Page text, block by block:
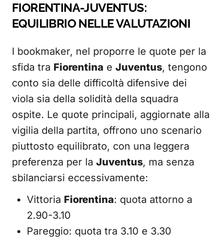
FIORENTINA-JUVENTUS:
EQUILIBRIO NELLE VALUTAZIONI
I bookmaker, nel proporre le quote per la
sfida tra Fiorentina e Juventus, tengono
conto sia delle difficoltà difensive dei
viola sia della solidità della squadra
ospite. Le quote principali, aggiornate alla
vigilia della partita, offrono uno scenario
piuttosto equilibrato, con una leggera
preferenza per la Juventus, ma senza
sbilanciarsi eccessivamente:
Vittoria Fiorentina: quota attorno a
2.90-3.10
Pareggio: quota tra 3.10 e 3.30